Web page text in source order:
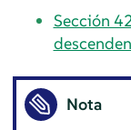
Sección
Nota